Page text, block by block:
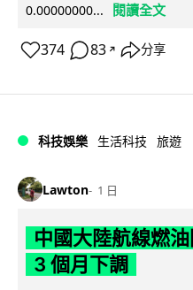
0.00000000...
閱讀全文
374 83 ↗ 分享
科技娛樂 生活科技 旅遊
Lawton 1 日
中國大陸航線燃
3 個月下調